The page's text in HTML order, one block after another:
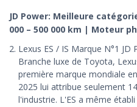
JD Power: Meilleure
000 – 500 000 km | Moteur
Lexus ES / IS Marque N°1
Branche luxe de Toyota,
première marque mondiale
2025 lui attribue seulement
l'industrie. L'ES a même